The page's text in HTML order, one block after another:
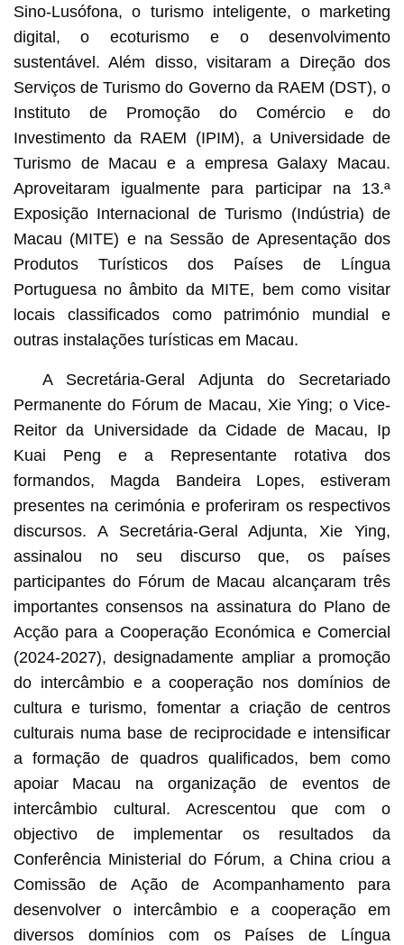
Sino-Lusófona, o turismo inteligente, o marketing
digital, o ecoturismo e o desenvolvimento
sustentável. Além disso, visitaram a Direção dos
Serviços de Turismo do Governo da RAEM (DST), o
Instituto de Promoção do Comércio e do
Investimento da RAEM (IPIM), a Universidade de
Turismo de Macau e a empresa Galaxy Macau.
Aproveitaram igualmente para participar na 13.ª
Exposição Internacional de Turismo (Indústria) de
Macau (MITE) e na Sessão de Apresentação dos
Produtos Turísticos dos Países de Língua
Portuguesa no âmbito da MITE, bem como visitar
locais classificados como património mundial e
outras instalações turísticas em Macau.
A Secretária-Geral Adjunta do Secretariado
Permanente do Fórum de Macau, Xie Ying; o Vice-
Reitor da Universidade da Cidade de Macau, Ip
Kuai Peng e a Representante rotativa dos
formandos, Magda Bandeira Lopes, estiveram
presentes na cerimónia e proferiram os respectivos
discursos. A Secretária-Geral Adjunta, Xie Ying,
assinalou no seu discurso que, os países
participantes do Fórum de Macau alcançaram três
importantes consensos na assinatura do Plano de
Acção para a Cooperação Económica e Comercial
(2024-2027), designadamente ampliar a promoção
do intercâmbio e a cooperação nos domínios de
cultura e turismo, fomentar a criação de centros
culturais numa base de reciprocidade e intensificar
a formação de quadros qualificados, bem como
apoiar Macau na organização de eventos de
intercâmbio cultural. Acrescentou que com o
objectivo de implementar os resultados da
Conferência Ministerial do Fórum, a China criou a
Comissão de Ação de Acompanhamento para
desenvolver o intercâmbio e a cooperação em
diversos domínios com os Países de Língua